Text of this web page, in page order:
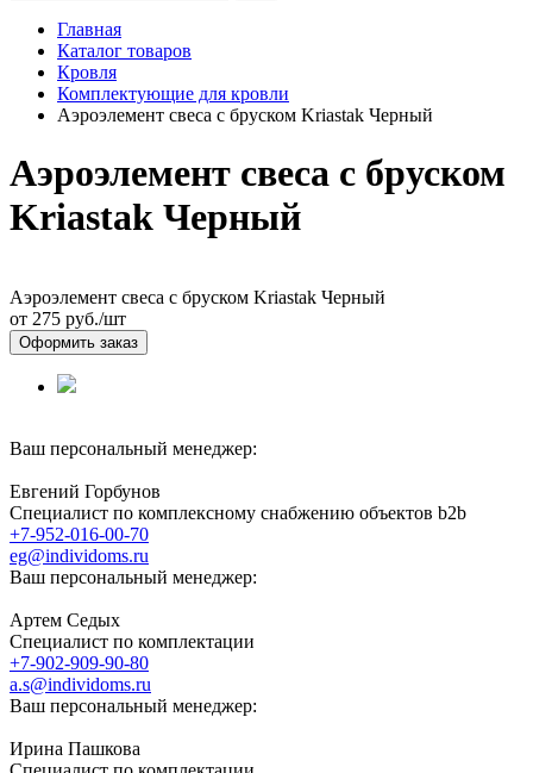
Главная
Каталог товаров
Кровля
Комплектующие для кровли
Аэроэлемент свеса с бруском Kriastak Черный
Аэроэлемент свеса с бруском
Kriastak Черный
Аэроэлемент свеса с бруском Kriastak Черный
от 275 руб./шт
Оформить заказ
Ваш персональный менеджер:
Евгений Горбунов
Специалист по комплексному снабжению объектов b2b
+7-952-016-00-70
eg@individoms.ru
Ваш персональный менеджер:
Артем Седых
Специалист по комплектации
+7-902-909-90-80
a.s@individoms.ru
Ваш персональный менеджер:
Ирина Пашкова